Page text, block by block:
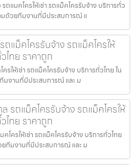
ถแมคโครให้เช่า รถแม็คโครรับจ้าง บริการทั่ว
มด้วยทีมงานที่มีประสบการณ์ แ
ถแม็คโครรับจ้าง รถแม็คโครให้
ไทย ราคาถูก
รให้เช่า รถแม็คโครรับจ้าง บริการทั่วไทย ใน
มงานที่มีประสบการณ์ และ ม
รถแม็คโครรับจ้าง รถแม็คโครให้
ไทย ราคาถูก
โครให้เช่า รถแม็คโครรับจ้าง บริการทั่วไทย
ยทีมงานที่มีประสบการณ์ และ ม